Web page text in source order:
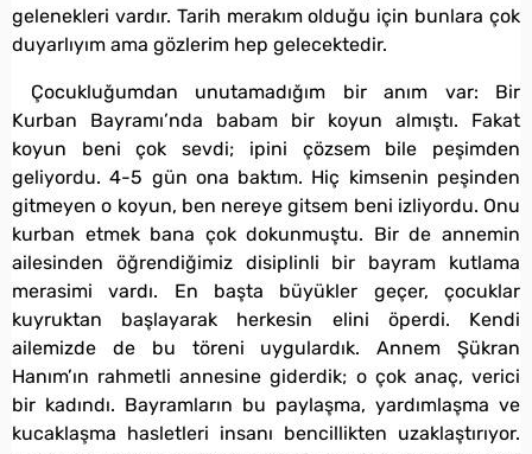
gelenekleri vardır. Tarih merakım olduğu için bunlara çok
duyarlıyım ama gözlerim hep gelecektedir.
Çocukluğumdan unutamadığım bir anım var: Bir
Kurban Bayramı’nda babam bir koyun almıştı. Fakat
koyun beni çok sevdi; ipini çözsem bile peşimden
geliyordu. 4-5 gün ona baktım. Hiç kimsenin peşinden
gitmeyen o koyun, ben nereye gitsem beni izliyordu. Onu
kurban etmek bana çok dokunmuştu. Bir de annemin
ailesinden öğrendiğimiz disiplinli bir bayram kutlama
merasimi vardı. En başta büyükler geçer, çocuklar
kuyruktan başlayarak herkesin elini öperdi. Kendi
ailemizde de bu töreni uygulardık. Annem Şükran
Hanım’ın rahmetli annesine giderdik; o çok anaç, verici
bir kadındı. Bayramların bu paylaşma, yardımlaşma ve
kucaklaşma hasletleri insanı bencillikten uzaklaştırıyor.